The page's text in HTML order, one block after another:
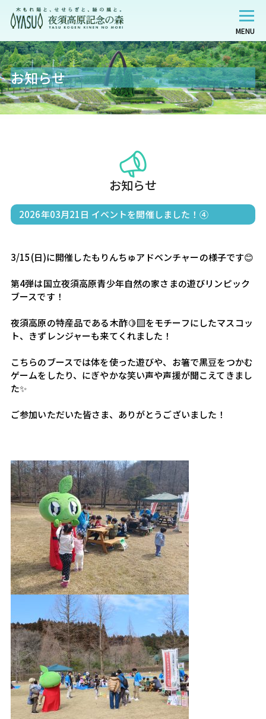
MENU
お知らせ
お知らせ
2026年03月21日 イベントを開催しました！④
3/15(日)に開催したもりんちゅアドベンチャーの様子です😊
第4弾は国立夜須高原青少年自然の家さまの遊びリンピック
ブースです！
夜須高原の特産品である木酢🍋‍🟩をモチーフにしたマスコッ
ト、きずレンジャーも来てくれました！
こちらのブースでは体を使った遊びや、お箸で黒豆をつかむ
ゲームをしたり、にぎやかな笑い声や声援が聞こえてきまし
た✨
ご参加いただいた皆さま、ありがとうございました！